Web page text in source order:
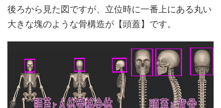
後ろから見た図ですが、立位時に一番上にある丸い
大きな塊のような骨構造が【頭蓋】です。